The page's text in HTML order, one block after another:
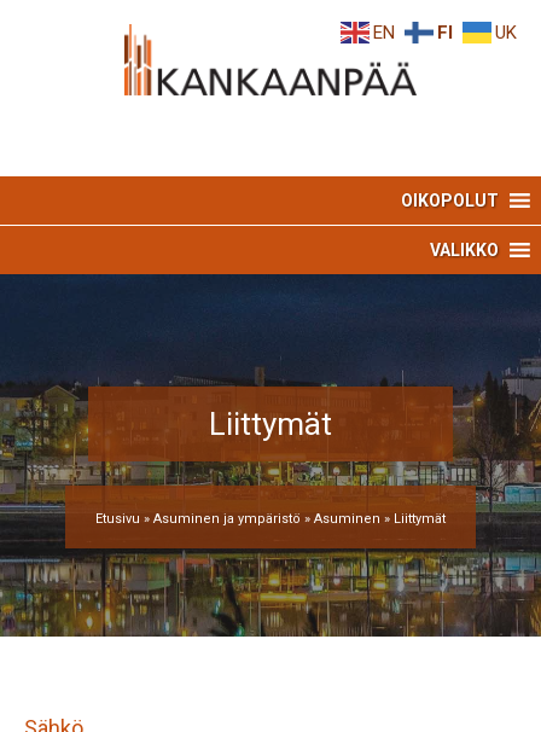
OIKOPOLUT
VALIKKO
Liittymät
Etusivu » Asuminen ja ympäristö » Asuminen » Liittymät
EN FI UK